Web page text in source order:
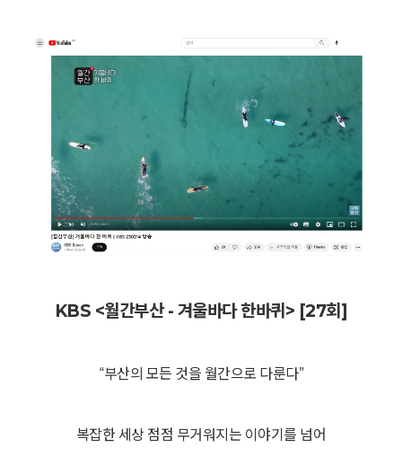
KBS <월간부산 - 겨울바다 한바퀴> [27회]
“부산의 모든 것을 월간으로 다룬다”
복잡한 세상 점점 무거워지는 이야기를 넘어